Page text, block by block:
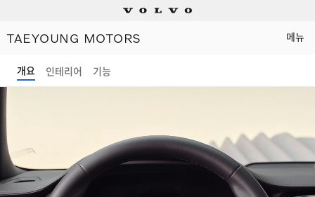
메뉴
TAEYOUNG MOTORS
개요 인테리어 기능
상담/시승신청